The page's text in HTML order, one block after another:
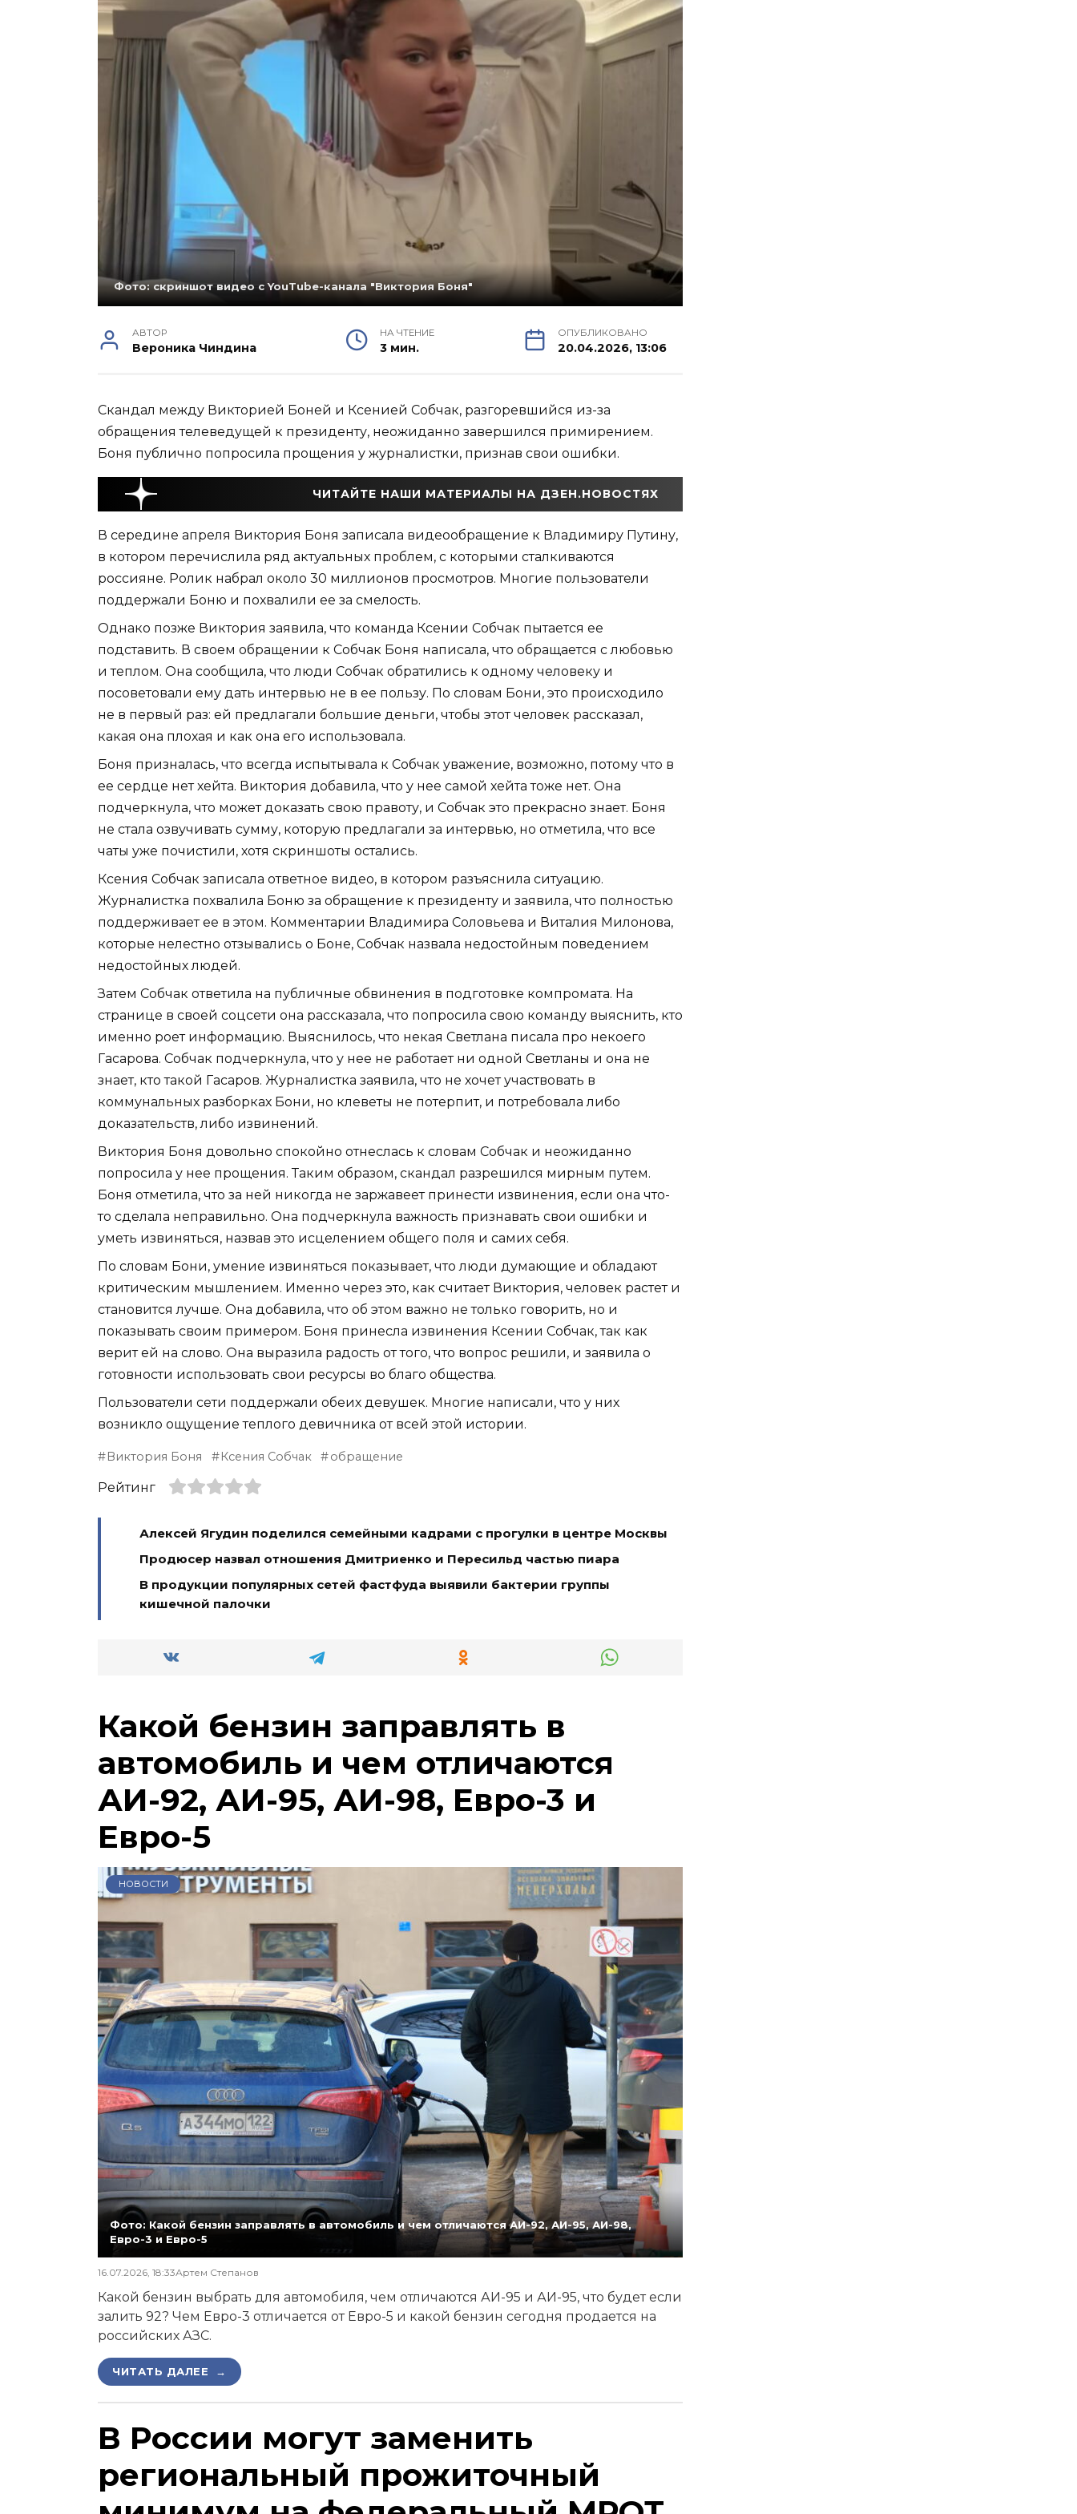
Фото: скриншот видео с YouTube-канала "Виктория Боня"
АВТОР
Вероника Чиндина
НА ЧТЕНИЕ
3 мин.
ОПУБЛИКОВАНО
20.04.2026, 13:06
Скандал между Викторией Боней и Ксенией Собчак, разгоревшийся из-за
обращения телеведущей к президенту, неожиданно завершился примирением.
Боня публично попросила прощения у журналистки, признав свои ошибки.
ЧИТАЙТЕ НАШИ МАТЕРИАЛЫ НА ДЗЕН.НОВОСТЯХ
В середине апреля Виктория Боня записала видеообращение к Владимиру Путину,
в котором перечислила ряд актуальных проблем, с которыми сталкиваются
россияне. Ролик набрал около 30 миллионов просмотров. Многие пользователи
поддержали Боню и похвалили ее за смелость.
Однако позже Виктория заявила, что команда Ксении Собчак пытается ее
подставить. В своем обращении к Собчак Боня написала, что обращается с любовью
и теплом. Она сообщила, что люди Собчак обратились к одному человеку и
посоветовали ему дать интервью не в ее пользу. По словам Бони, это происходило
не в первый раз: ей предлагали большие деньги, чтобы этот человек рассказал,
какая она плохая и как она его использовала.
Боня призналась, что всегда испытывала к Собчак уважение, возможно, потому что в
ее сердце нет хейта. Виктория добавила, что у нее самой хейта тоже нет. Она
подчеркнула, что может доказать свою правоту, и Собчак это прекрасно знает. Боня
не стала озвучивать сумму, которую предлагали за интервью, но отметила, что все
чаты уже почистили, хотя скриншоты остались.
Ксения Собчак записала ответное видео, в котором разъяснила ситуацию.
Журналистка похвалила Боню за обращение к президенту и заявила, что полностью
поддерживает ее в этом. Комментарии Владимира Соловьева и Виталия Милонова,
которые нелестно отзывались о Боне, Собчак назвала недостойным поведением
недостойных людей.
Затем Собчак ответила на публичные обвинения в подготовке компромата. На
странице в своей соцсети она рассказала, что попросила свою команду выяснить, кто
именно роет информацию. Выяснилось, что некая Светлана писала про некоего
Гасарова. Собчак подчеркнула, что у нее не работает ни одной Светланы и она не
знает, кто такой Гасаров. Журналистка заявила, что не хочет участвовать в
коммунальных разборках Бони, но клеветы не потерпит, и потребовала либо
доказательств, либо извинений.
Виктория Боня довольно спокойно отнеслась к словам Собчак и неожиданно
попросила у нее прощения. Таким образом, скандал разрешился мирным путем.
Боня отметила, что за ней никогда не заржавеет принести извинения, если она что-
то сделала неправильно. Она подчеркнула важность признавать свои ошибки и
уметь извиняться, назвав это исцелением общего поля и самих себя.
По словам Бони, умение извиняться показывает, что люди думающие и обладают
критическим мышлением. Именно через это, как считает Виктория, человек растет и
становится лучше. Она добавила, что об этом важно не только говорить, но и
показывать своим примером. Боня принесла извинения Ксении Собчак, так как
верит ей на слово. Она выразила радость от того, что вопрос решили, и заявила о
готовности использовать свои ресурсы во благо общества.
Пользователи сети поддержали обеих девушек. Многие написали, что у них
возникло ощущение теплого девичника от всей этой истории.
Виктория Боня Ксения Собчак обращение
Рейтинг
Алексей Ягудин поделился семейными кадрами с прогулки в центре Москвы
Продюсер назвал отношения Дмитриенко и Пересильд частью пиара
В продукции популярных сетей фастфуда выявили бактерии группы
кишечной палочки
Какой бензин заправлять в
автомобиль и чем отличаются
АИ-92, АИ-95, АИ-98, Евро-3 и
Евро-5
НОВОСТИ
Фото: Какой бензин заправлять в автомобиль и чем отличаются АИ-92, АИ-95, АИ-98,
Евро-3 и Евро-5
16.07.2026, 18:33Артем Степанов
Какой бензин выбрать для автомобиля, чем отличаются АИ-95 и АИ-95, что будет если
залить 92? Чем Евро-3 отличается от Евро-5 и какой бензин сегодня продается на
российских АЗС.
ЧИТАТЬ ДАЛЕЕ →
В России могут заменить
региональный прожиточный